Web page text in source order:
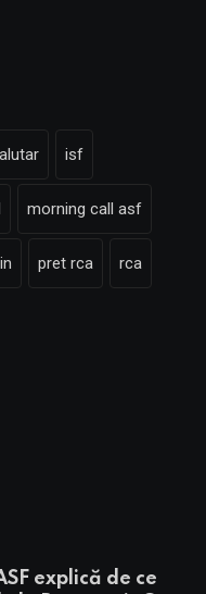
isf
morning call asf
pret rca rca
explică de ce